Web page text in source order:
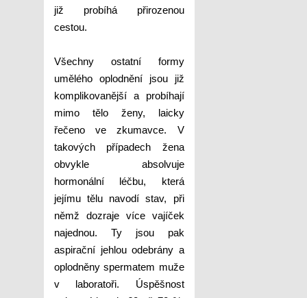
již probíhá přirozenou
cestou.
Všechny ostatní formy
umělého oplodnění jsou již
komplikovanější a probíhají
mimo tělo ženy, laicky
řečeno ve zkumavce. V
takových případech žena
obvykle absolvuje
hormonální léčbu, která
jejímu tělu navodí stav, při
němž dozraje více vajíček
najednou. Ty jsou pak
aspirační jehlou odebrány a
oplodněny spermatem muže
v laboratoři. Úspěšnost